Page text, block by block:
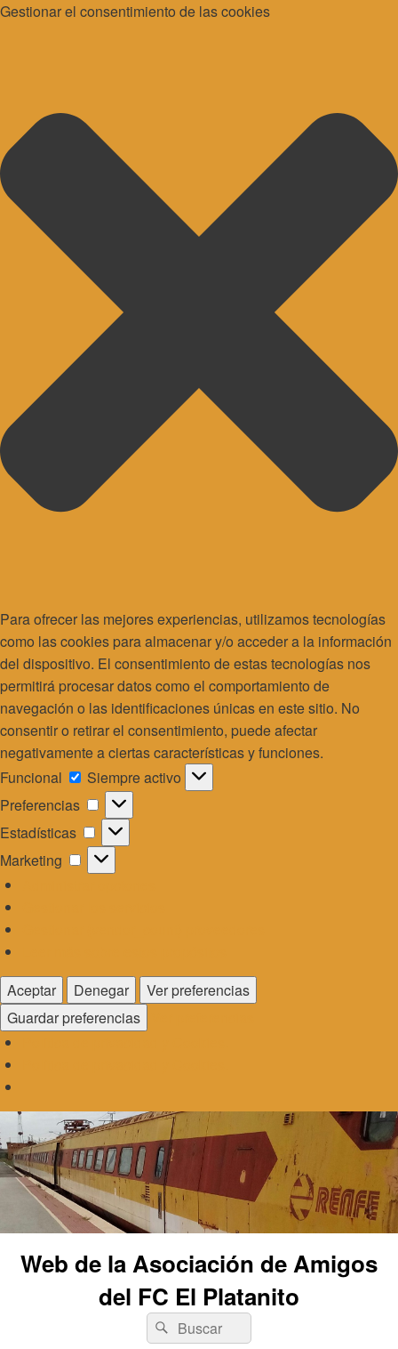
Gestionar el consentimiento de las cookies
Para ofrecer las mejores experiencias, utilizamos tecnologías
como las cookies para almacenar y/o acceder a la información
del dispositivo. El consentimiento de estas tecnologías nos
permitirá procesar datos como el comportamiento de
navegación o las identificaciones únicas en este sitio. No
consentir o retirar el consentimiento, puede afectar
negativamente a ciertas características y funciones.
Funcional
Funcional
Siempre activo
Preferencias
Preferencias
Estadísticas
Estadísticas
Marketing
Marketing
Aceptar
Denegar
Ver preferencias
Guardar preferencias
Web de la Asociación de Amigos
del FC El Platanito
Buscar
por:
Buscar